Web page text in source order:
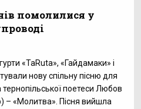
помолилися у
«TaRuta», «Гайдамаки» і
нову спільну пісню для
тернопільської поетеси Любов
– «Молитва». Пісня вийшла